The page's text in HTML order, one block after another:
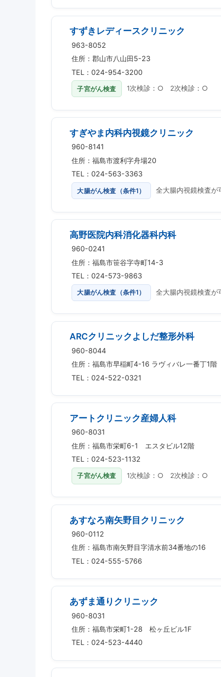
すずきレディースクリニック
963-8052
住所：郡山市八山田5-23
TEL：024-954-3200
子宮がん検査 1次検診：○ 2次検診：○
すぎやま内科内視鏡クリニック
960-8141
住所：福島市渡利字舟場20
TEL：024-563-3363
大腸がん検査（条件1） 全大腸内視鏡検査
高野医院内科消化器科内科
960-0241
住所：福島市笹谷字寺町14-3
TEL：024-573-9863
大腸がん検査（条件1） 全大腸内視鏡検査
ARCクリニックよしだ整形外科
960-8044
住所：福島市早稲町4-16 ラヴィバレ一番丁1階
TEL：024-522-0321
アートクリニック産婦人科
960-8031
住所：福島市栄町6-1 エスタビル12階
TEL：024-523-1132
子宮がん検査 1次検診：○ 2次検診：○
あすなろ南矢野目クリニック
960-0112
住所：福島市南矢野目字清水前34番地の16
TEL：024-555-5766
あずま通りクリニック
960-8031
住所：福島市栄町1-28 松ヶ丘ビル1F
TEL：024-523-4440